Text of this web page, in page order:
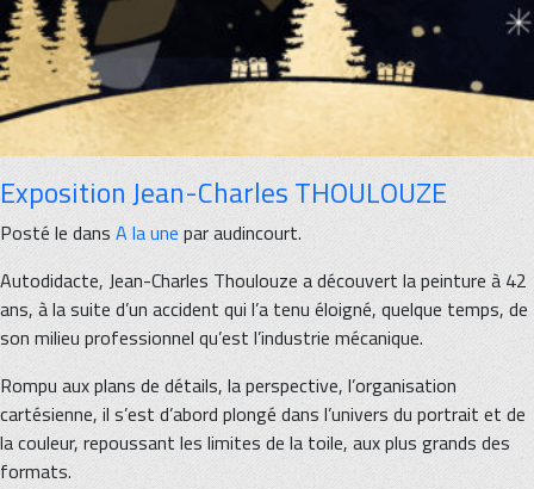
Exposition Jean-Charles THOULOUZE
Posté le dans A la une par audincourt.
Autodidacte, Jean-Charles Thoulouze a découvert la peinture à 42
ans, à la suite d’un accident qui l’a tenu éloigné, quelque temps, de
son milieu professionnel qu’est l’industrie mécanique.
Rompu aux plans de détails, la perspective, l’organisation
cartésienne, il s’est d’abord plongé dans l’univers du portrait et de
la couleur, repoussant les limites de la toile, aux plus grands des
formats.